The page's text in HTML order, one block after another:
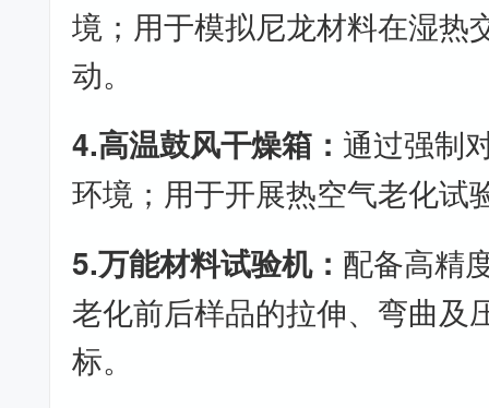
境；用于模拟尼龙材料在湿热
动。
4.高温鼓风干燥箱： 通过强制
环境；用于开展热空气老化试
5.万能材料试验机： 配备高精
老化前后样品的拉伸、弯曲及
标。